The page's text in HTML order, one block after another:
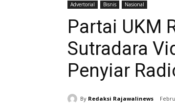
Advertorial Bisnis Nasional
Partai UKM
Sutradara
Penyiar
By Redaksi Rajawalinews